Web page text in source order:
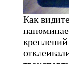
Как
креплений